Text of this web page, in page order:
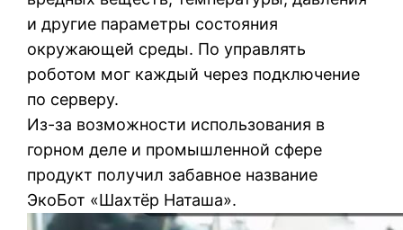
и другие параметры состояния
окружающей среды. По управлять
роботом мог каждый через подключение
по серверу.
Из-за возможности использования в
горном деле и промышленной сфере
продукт получил забавное название
ЭкоБот «Шахтёр Наташа».